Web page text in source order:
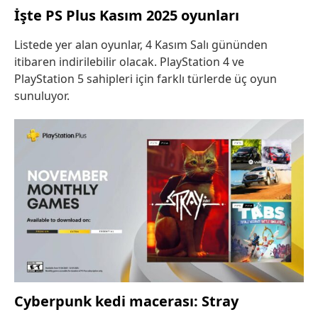
İşte PS Plus Kasım 2025 oyunları
Listede yer alan oyunlar, 4 Kasım Salı gününden
itibaren indirilebilir olacak. PlayStation 4 ve
PlayStation 5 sahipleri için farklı türlerde üç oyun
sunuluyor.
Cyberpunk kedi macerası: Stray